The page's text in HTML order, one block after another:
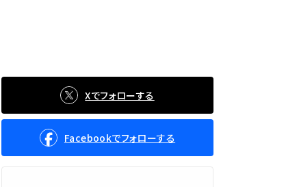
Xでフォローする
Facebookでフォローする